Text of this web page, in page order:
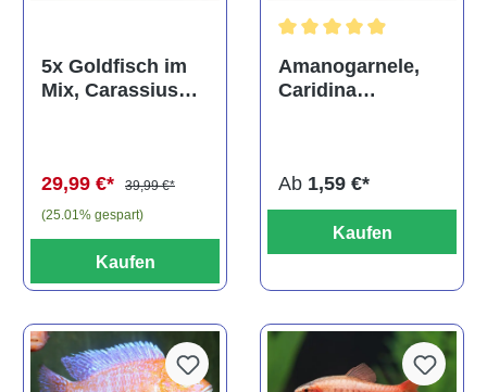
5x Goldfisch im
Mix, Carassius
29,99 €*
39,99 €*
(25.01% gespart)
Kaufen
Amanogarnele,
Caridina
Ab 1,59 €*
Kaufen